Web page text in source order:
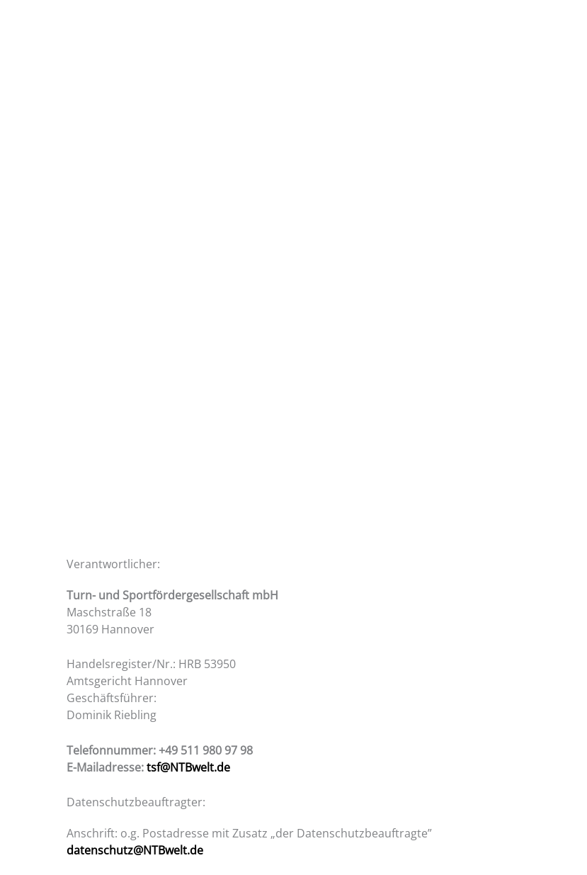
Verantwortlicher:
Turn- und Sportfördergesellschaft mbH
Maschstraße 18
30169 Hannover
Handelsregister/Nr.: HRB 53950
Amtsgericht Hannover
Geschäftsführer:
Dominik Riebling
Telefonnummer: +49 511 980 97 98
E-Mailadresse:tsf@NTBwelt.de
Datenschutzbeauftragter:
Anschrift: o.g. Postadresse mit Zusatz „der Datenschutzbeauftragte”
datenschutz@NTBwelt.de